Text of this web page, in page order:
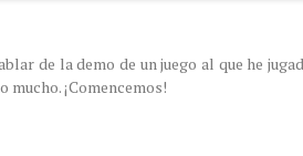
de la demo de un juego al que he
mucho. ¡Comencemos!